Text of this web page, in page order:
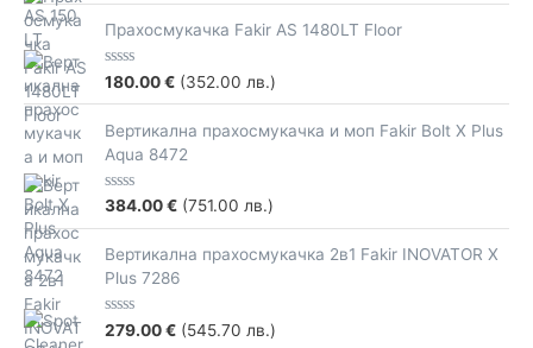
t
e
d
0
o
u
t
f
5
Прахосмукачка Fakir AS 1480LT Floor
R
t
e
d
0
u
t
f
5
180.00€ (352.00 лв.)
Вертикална прахосмукачка и моп Fakir Bolt X Plus
Aqua 8472
R
t
e
d
0
o
u
t
384.00€ (751.00 лв.)
Вертикална прахосмукачка 2в1 Fakir INOVATOR X
Plus 7286
R
279.00€ (545.70 лв.)